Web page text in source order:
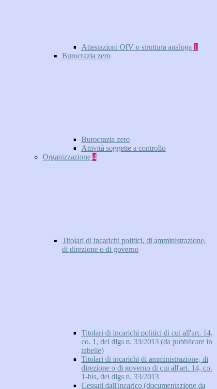
Attestazioni OIV o struttura analoga 1
Burocrazia zero
Burocrazia zero
Attività soggette a controllo
Organizzazione 4
Titolari di incarichi politici, di amministrazione,
di direzione o di governo
Titolari di incarichi politici di cui all'art. 14,
co. 1, del dlgs n. 33/2013 (da pubblicare in
tabelle)
Titolari di incarichi di amministrazione, di
direzione o di governo di cui all'art. 14, co.
1-bis, del dlgs n. 33/2013
Cessati dall'incarico (documentazione da